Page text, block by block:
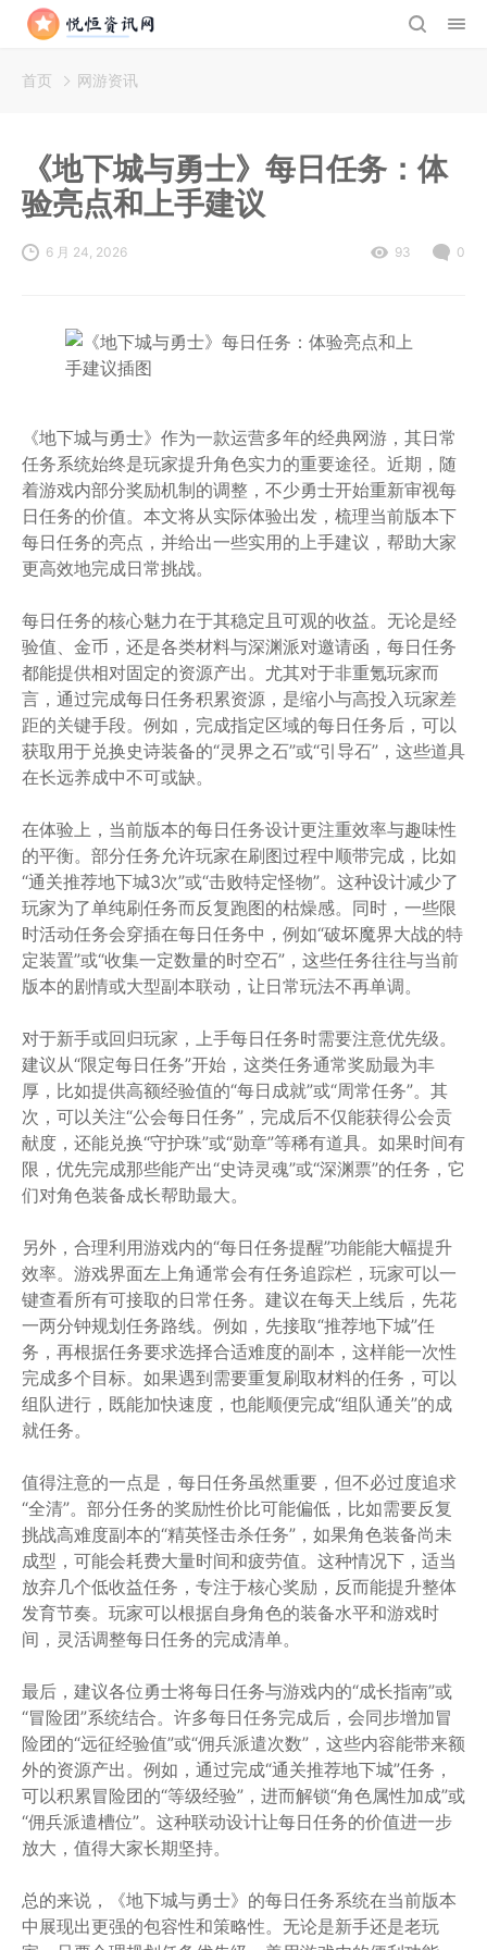
首页 网游资讯
《地下城与勇士》每日任务：体
验亮点和上手建议
6 月 24, 2026 93 0
《地下城与勇士》作为一款运营多年的经典网游，其日常
任务系统始终是玩家提升角色实力的重要途径。近期，随
着游戏内部分奖励机制的调整，不少勇士开始重新审视每
日任务的价值。本文将从实际体验出发，梳理当前版本下
每日任务的亮点，并给出一些实用的上手建议，帮助大家
更高效地完成日常挑战。
每日任务的核心魅力在于其稳定且可观的收益。无论是经
验值、金币，还是各类材料与深渊派对邀请函，每日任务
都能提供相对固定的资源产出。尤其对于非重氪玩家而
言，通过完成每日任务积累资源，是缩小与高投入玩家差
距的关键手段。例如，完成指定区域的每日任务后，可以
获取用于兑换史诗装备的“灵界之石”或“引导石”，这些道具
在长远养成中不可或缺。
在体验上，当前版本的每日任务设计更注重效率与趣味性
的平衡。部分任务允许玩家在刷图过程中顺带完成，比如
“通关推荐地下城3次”或“击败特定怪物”。这种设计减少了
玩家为了单纯刷任务而反复跑图的枯燥感。同时，一些限
时活动任务会穿插在每日任务中，例如“破坏魔界大战的特
定装置”或“收集一定数量的时空石”，这些任务往往与当前
版本的剧情或大型副本联动，让日常玩法不再单调。
对于新手或回归玩家，上手每日任务时需要注意优先级。
建议从“限定每日任务”开始，这类任务通常奖励最为丰
厚，比如提供高额经验值的“每日成就”或“周常任务”。其
次，可以关注“公会每日任务”，完成后不仅能获得公会贡
献度，还能兑换“守护珠”或“勋章”等稀有道具。如果时间有
限，优先完成那些能产出“史诗灵魂”或“深渊票”的任务，它
们对角色装备成长帮助最大。
另外，合理利用游戏内的“每日任务提醒”功能能大幅提升
效率。游戏界面左上角通常会有任务追踪栏，玩家可以一
键查看所有可接取的日常任务。建议在每天上线后，先花
一两分钟规划任务路线。例如，先接取“推荐地下城”任
务，再根据任务要求选择合适难度的副本，这样能一次性
完成多个目标。如果遇到需要重复刷取材料的任务，可以
组队进行，既能加快速度，也能顺便完成“组队通关”的成
就任务。
值得注意的一点是，每日任务虽然重要，但不必过度追求
“全清”。部分任务的奖励性价比可能偏低，比如需要反复
挑战高难度副本的“精英怪击杀任务”，如果角色装备尚未
成型，可能会耗费大量时间和疲劳值。这种情况下，适当
放弃几个低收益任务，专注于核心奖励，反而能提升整体
发育节奏。玩家可以根据自身角色的装备水平和游戏时
间，灵活调整每日任务的完成清单。
最后，建议各位勇士将每日任务与游戏内的“成长指南”或
“冒险团”系统结合。许多每日任务完成后，会同步增加冒
险团的“远征经验值”或“佣兵派遣次数”，这些内容能带来额
外的资源产出。例如，通过完成“通关推荐地下城”任务，
可以积累冒险团的“等级经验”，进而解锁“角色属性加成”或
“佣兵派遣槽位”。这种联动设计让每日任务的价值进一步
放大，值得大家长期坚持。
总的来说，《地下城与勇士》的每日任务系统在当前版本
中展现出更强的包容性和策略性。无论是新手还是老玩